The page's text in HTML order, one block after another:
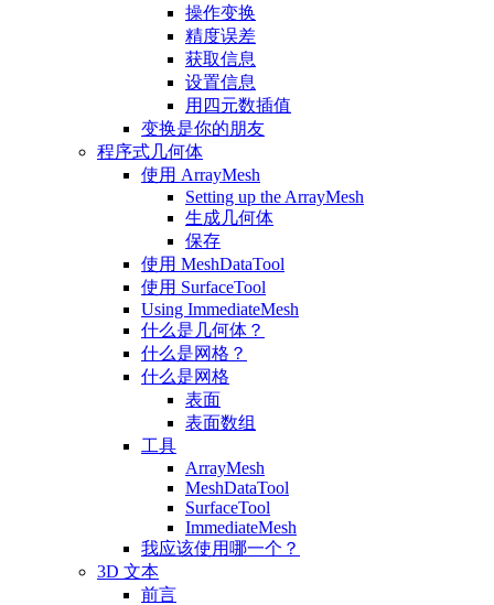
操作变换
精度误差
获取信息
设置信息
用四元数插值
变换是你的朋友
程序式几何体
使用 ArrayMesh
Setting up the ArrayMesh
生成几何体
保存
使用 MeshDataTool
使用 SurfaceTool
Using ImmediateMesh
什么是几何体？
什么是网格？
什么是网格
表面
表面数组
工具
ArrayMesh
MeshDataTool
SurfaceTool
ImmediateMesh
我应该使用哪一个？
3D 文本
前言